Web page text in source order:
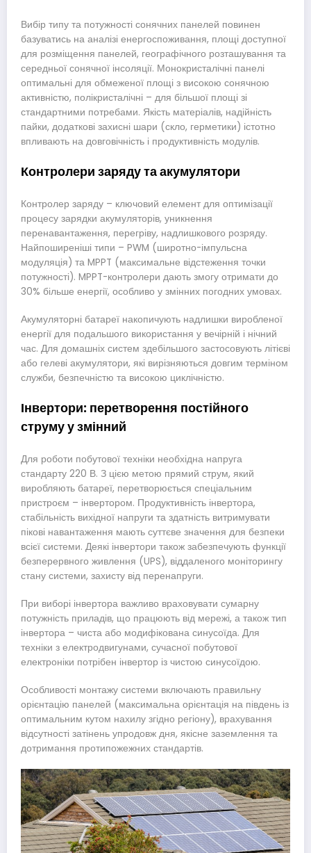
Вибір типу та потужності сонячних панелей повинен
базуватись на аналізі енергоспоживання, площі доступної
для розміщення панелей, географічного розташування та
середньої сонячної інсоляції. Монокристалічні панелі
оптимальні для обмеженої площі з високою сонячною
активністю, полікристалічні – для більшої площі зі
стандартними потребами. Якість матеріалів, надійність
пайки, додаткові захисні шари (скло, герметики) істотно
впливають на довговічність і продуктивність модулів.
Контролери заряду та акумулятори
Контролер заряду – ключовий елемент для оптимізації
процесу зарядки акумуляторів, уникнення
перенавантаження, перегріву, надлишкового розряду.
Найпоширеніші типи – PWM (широтно-імпульсна
модуляція) та MPPT (максимальне відстеження точки
потужності). MPPT-контролери дають змогу отримати до
30% більше енергії, особливо у змінних погодних умовах.
Акумуляторні батареї накопичують надлишки виробленої
енергії для подальшого використання у вечірній і нічний
час. Для домашніх систем здебільшого застосовують літієві
або гелеві акумулятори, які вирізняються довгим терміном
служби, безпечністю та високою циклічністю.
Інвертори: перетворення постійного
струму у змінний
Для роботи побутової техніки необхідна напруга
стандарту 220 В. З цією метою прямий струм, який
виробляють батареї, перетворюється спеціальним
пристроєм – інвертором. Продуктивність інвертора,
стабільність вихідної напруги та здатність витримувати
пікові навантаження мають суттєве значення для безпеки
всієї системи. Деякі інвертори також забезпечують функції
безперервного живлення (UPS), віддаленого моніторингу
стану системи, захисту від перенапруги.
При виборі інвертора важливо враховувати сумарну
потужність приладів, що працюють від мережі, а також тип
інвертора – чиста або модифікована синусоїда. Для
техніки з електродвигунами, сучасної побутової
електроніки потрібен інвертор із чистою синусоїдою.
Особливості монтажу системи включають правильну
орієнтацію панелей (максимальна орієнтація на південь із
оптимальним кутом нахилу згідно регіону), врахування
відсутності затінень упродовж дня, якісне заземлення та
дотримання протипожежних стандартів.